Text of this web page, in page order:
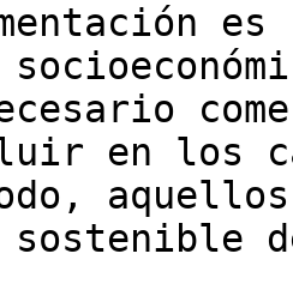
en los
sostenible